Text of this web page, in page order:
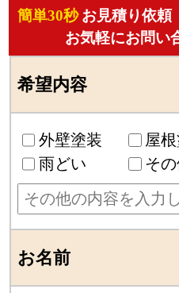
簡単30秒 お見積り依
お気軽にお問い
希望内容
外壁塗装 屋
雨どい
そ
お名前